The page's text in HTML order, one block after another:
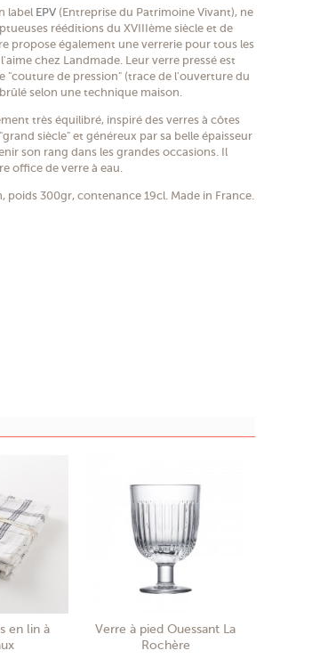
label EPV (Entreprise du Patrimoine Vivant), ne
rééditions du XVIIIème siècle et de
propose également une verrerie pour tous les
chez Landmade. Leur verre pressé est
"couture de pression" (trace de l'ouverture du
selon une technique maison.
très équilibré, inspiré des verres à côtes
siècle" et généreux par sa belle épaisseur
son rang dans les grandes occasions. Il
office de verre à eau.
300gr, contenance 19cl. Made in France.
en lin à
Verre à pied Ouessant La
Rochère